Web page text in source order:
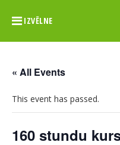
IZVĒLNE
« All Events
This event has passed.
160 stundu